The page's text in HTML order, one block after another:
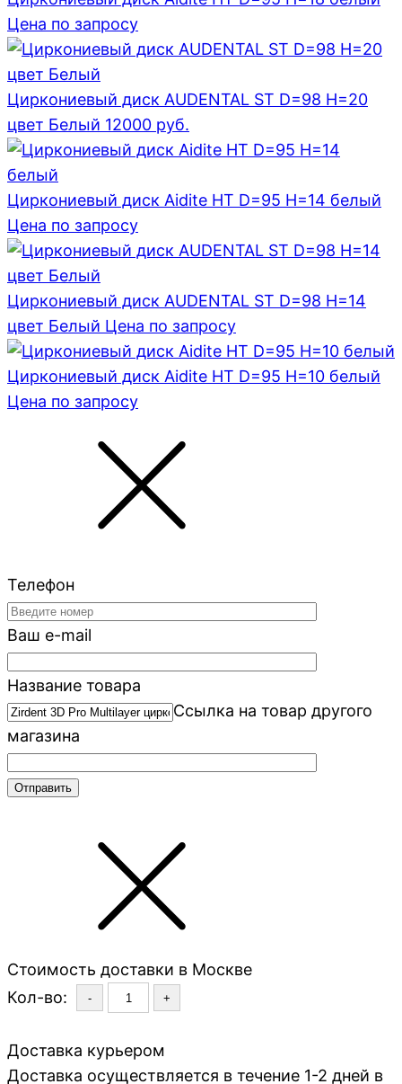
Цена по запросу
Циркониевый диск AUDENTAL ST D=98 H=20
цвет Белый 12000 руб.
Циркониевый диск Aidite HT D=95 H=14 белый
Цена по запросу
Циркониевый диск AUDENTAL ST D=98 H=14
цвет Белый Цена по запросу
Циркониевый диск Aidite HT D=95 H=10 белый
Цена по запросу
Телефон
Ваш e-mail
Название товара
Ссылка на товар другого
магазина
Стоимость доставки в Москве
Кол-во:
- +
Доставка курьером
Доставка осуществляется в течение 1-2 дней в